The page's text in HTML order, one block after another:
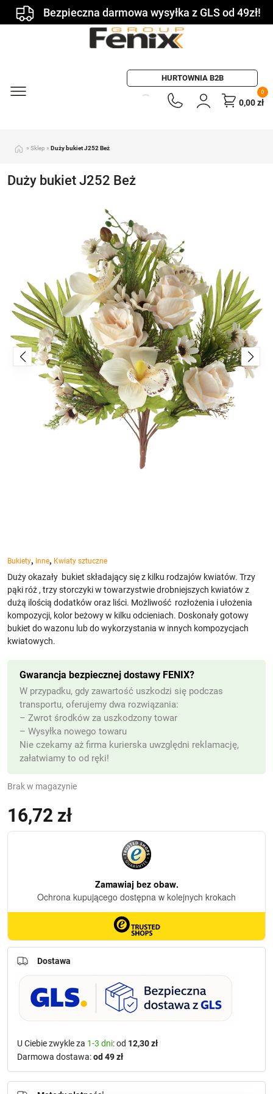
Bezpieczna darmowa wysyłka z GLS od 49zł!
HURTOWNIA B2B
0
0,00zł
» Sklep » Duży bukiet J252 Beż
Duży bukiet J252 Beż
Bukiety, Inne, Kwiaty sztuczne
16,72 zł
Duży okazały bukiet składający się z kilku rodzajów kwiatów. Trzy
pąki róż , trzy storczyki w towarzystwie drobniejszych kwiatów z
dużą ilością dodatków oraz liści. Możliwość rozłożenia i ułożenia
kompozycji, kolor beżowy w kilku odcieniach. Doskonały gotowy
bukiet do wazonu lub do wykorzystania w innych kompozycjach
kwiatowych.
Brak w magazynie
Gwarancja bezpiecznej dostawy FENIX?
W przypadku, gdy zawartość uszkodzi się podczas
transportu, oferujemy dwa rozwiązania:
– Zwrot środków za uszkodzony towar
– Wysyłka nowego towaru
Nie czekamy aż firma kurierska uwzględni reklamację,
załatwiamy to od ręki!
Dostawa
U Ciebie zwykle za 1-3 dni: od 12,30 zł
Darmowa dostawa:od 49 zł